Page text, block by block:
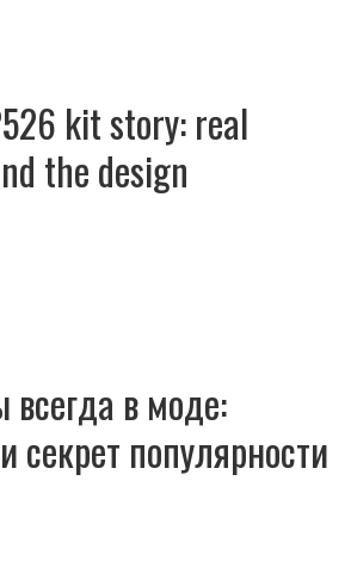
kit story: real
the design
в моде:
секрет популярности